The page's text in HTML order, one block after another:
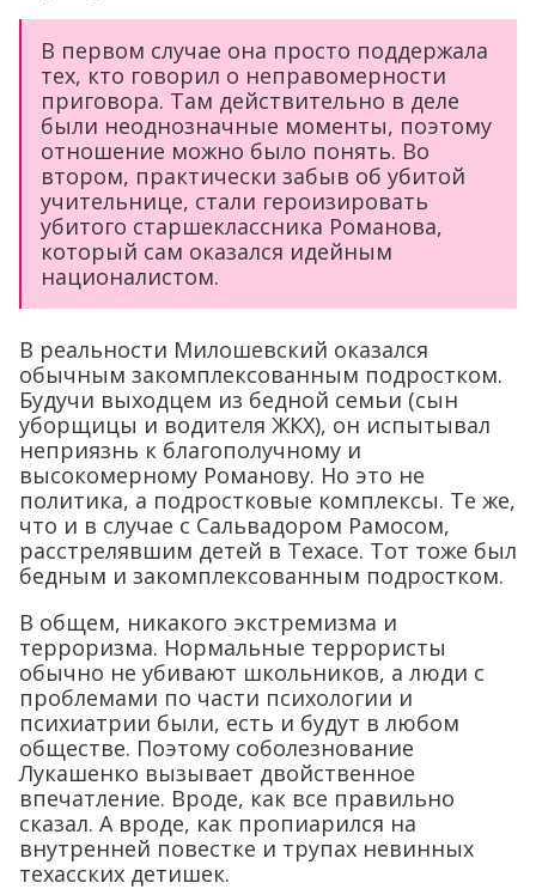
В первом случае она просто поддержала
тех, кто говорил о неправомерности
приговора. Там действительно в деле
были неоднозначные моменты, поэтому
отношение можно было понять. Во
втором, практически забыв об убитой
учительнице, стали героизировать
убитого старшеклассника Романова,
который сам оказался идейным
националистом.
В реальности Милошевский оказался
обычным закомплексованным подростком.
Будучи выходцем из бедной семьи (сын
уборщицы и водителя ЖКХ), он испытывал
неприязнь к благополучному и
высокомерному Романову. Но это не
политика, а подростковые комплексы. Те же,
что и в случае с Сальвадором Рамосом,
расстрелявшим детей в Техасе. Тот тоже был
бедным и закомплексованным подростком.
В общем, никакого экстремизма и
терроризма. Нормальные террористы
обычно не убивают школьников, а люди с
проблемами по части психологии и
психиатрии были, есть и будут в любом
обществе. Поэтому соболезнование
Лукашенко вызывает двойственное
впечатление. Вроде, как все правильно
сказал. А вроде, как пропиарился на
внутренней повестке и трупах невинных
техасских детишек.